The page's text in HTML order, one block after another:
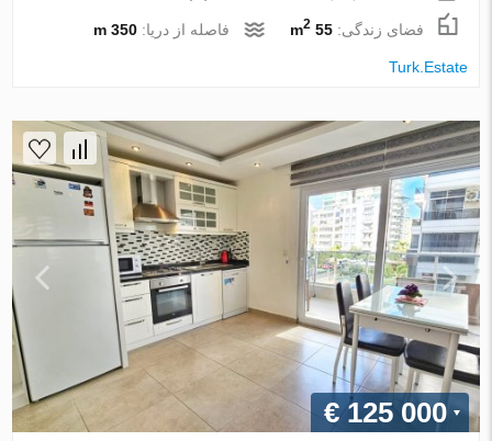
فضای زندگی:55 m
2 فاصله از دریا:350 m
Turk.Estate
€ 125 000